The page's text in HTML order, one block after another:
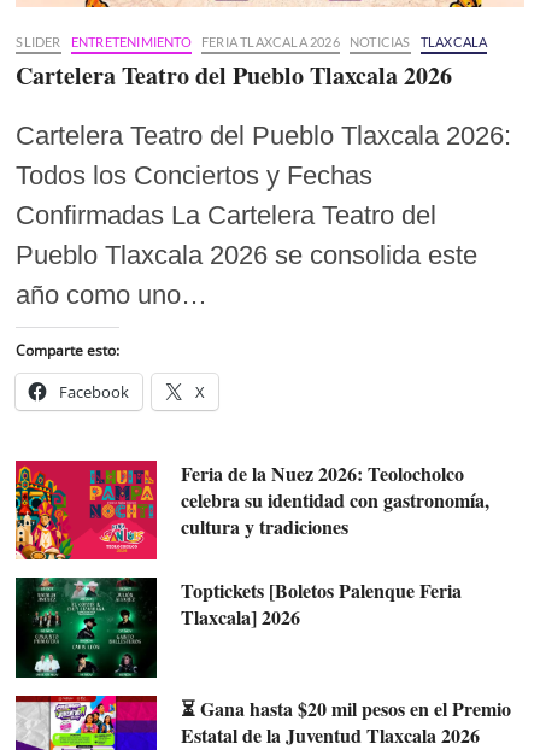
SLIDER ENTRETENIMIENTO FERIA TLAXCALA 2026 NOTICIAS TLAXCALA
Cartelera Teatro del Pueblo Tlaxcala 2026
Cartelera Teatro del Pueblo Tlaxcala 2026:
Todos los Conciertos y Fechas
Confirmadas La Cartelera Teatro del
Pueblo Tlaxcala 2026 se consolida este
año como uno…
Comparte esto:
Facebook X
Feria de la Nuez 2026: Teolocholco
celebra su identidad con gastronomía,
cultura y tradiciones
Toptickets [Boletos Palenque Feria
Tlaxcala] 2026
⏳ Gana hasta $20 mil pesos en el Premio
Estatal de la Juventud Tlaxcala 2026